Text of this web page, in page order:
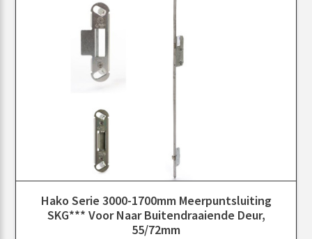
Hako Serie 3000-1700mm Meerpuntsluiting
SKG*** Voor Naar Buitendraaiende Deur,
55/72mm